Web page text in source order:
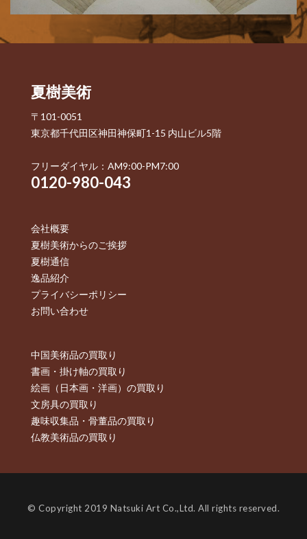
夏樹美術
〒101-0051
東京都千代田区神田神保町1-15 内山ビル5階
フリーダイヤル：AM9:00-PM7:00
0120-980-043
会社概要
夏樹美術からのご挨拶
夏樹通信
逸品紹介
プライバシーポリシー
お問い合わせ
中国美術品の買取り
書画・掛け軸の買取り
絵画（日本画・洋画）の買取り
文房具の買取り
趣味収集品・骨董品の買取り
仏教美術品の買取り
© Copyright 2019 Natsuki Art Co.,Ltd. All rights reserved.